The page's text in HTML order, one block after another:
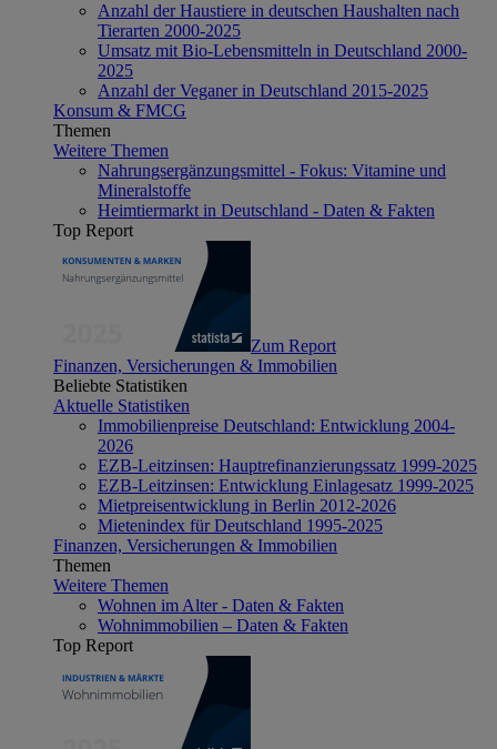
Anzahl der Haustiere in deutschen Haushalten nach
Tierarten 2000-2025
Umsatz mit Bio-Lebensmitteln in Deutschland 2000-
2025
Anzahl der Veganer in Deutschland 2015-2025
Konsum & FMCG
Themen
Weitere Themen
Nahrungsergänzungsmittel - Fokus: Vitamine und
Mineralstoffe
Heimtiermarkt in Deutschland - Daten & Fakten
Top Report
Zum Report
Finanzen, Versicherungen & Immobilien
Beliebte Statistiken
Aktuelle Statistiken
Immobilienpreise Deutschland: Entwicklung 2004-
2026
EZB-Leitzinsen: Hauptrefinanzierungssatz 1999-2025
EZB-Leitzinsen: Entwicklung Einlagesatz 1999-2025
Mietpreisentwicklung in Berlin 2012-2026
Mietenindex für Deutschland 1995-2025
Finanzen, Versicherungen & Immobilien
Themen
Weitere Themen
Wohnen im Alter - Daten & Fakten
Wohnimmobilien – Daten & Fakten
Top Report